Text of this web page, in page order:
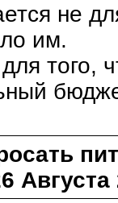
не
им.
того,